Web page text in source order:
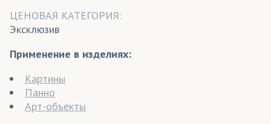
ЦЕНОВАЯ КАТЕГОРИЯ:
Эксклюзив
Применение в изделиях:
Картины
Панно
Арт-объекты